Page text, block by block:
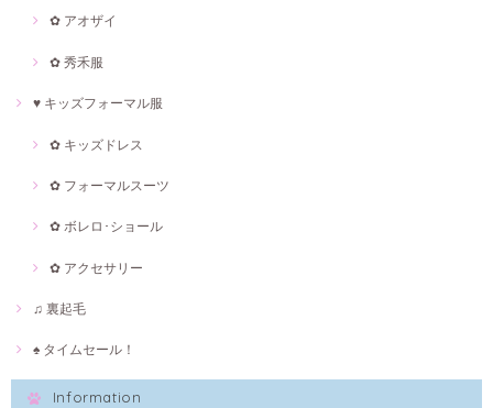
✿ アオザイ
✿ 秀禾服
♥ キッズフォーマル服
✿ キッズドレス
✿ フォーマルスーツ
✿ ボレロ･ショール
✿ アクセサリー
♫ 裏起毛
♠ タイムセール！
Information